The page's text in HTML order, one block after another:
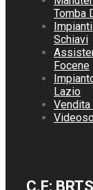
Tomba
Schiavi
Focene
Lazio
C.F: